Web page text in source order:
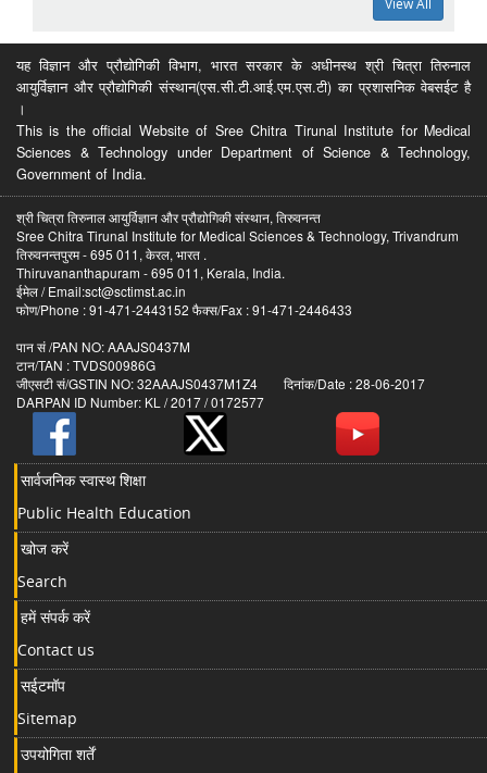
View All
यह विज्ञान और प्रौद्योगिकी विभाग, भारत सरकार के अधीनस्थ श्री चित्रा तिरुनाल
आयुर्विज्ञान और प्रौद्योगिकी संस्थान(एस.सी.टी.आई.एम.एस.टी) का प्रशासनिक वेबसईट है
।
This is the official Website of Sree Chitra Tirunal Institute for Medical
Sciences & Technology under Department of Science & Technology,
Government of India.
श्री चित्रा तिरुनाल आयुर्विज्ञान और प्रौद्योगिकी संस्थान, तिरुवनन्त
Sree Chitra Tirunal Institute for Medical Sciences & Technology, Trivandrum
तिरुवनन्तपुरम - 695 011, केरल, भारत .
Thiruvananthapuram - 695 011, Kerala, India.
ईमेल / Email:sct@sctimst.ac.in
फोण/Phone : 91-471-2443152 फैक्स/Fax : 91-471-2446433
पान सं /PAN NO: AAAJS0437M
टान/TAN : TVDS00986G
जीएसटी सं/GSTIN NO: 32AAAJS0437M1Z4 दिनांक/Date : 28-06-2017
DARPAN ID Number: KL / 2017 / 0172577
सार्वजनिक स्वास्थ शिक्षा
Public Health Education
खोज करें
Search
हमें संपर्क करें
Contact us
सईटमॉप
Sitemap
उपयोगिता शर्तें